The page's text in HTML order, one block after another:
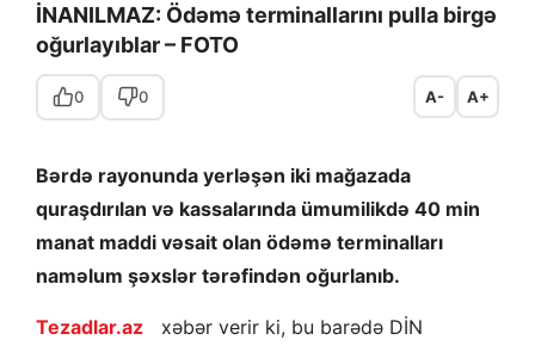
İNANILMAZ: Ödəmə terminallarını pulla birgə
oğurlayıblar – FOTO
0 0 A- A+
Bərdə rayonunda yerləşən iki mağazada
quraşdırılan və kassalarında ümumilikdə 40 min
manat maddi vəsait olan ödəmə terminalları
naməlum şəxslər tərəfindən oğurlanıb.
Tezadlar.az xəbər verir ki, bu barədə DİN